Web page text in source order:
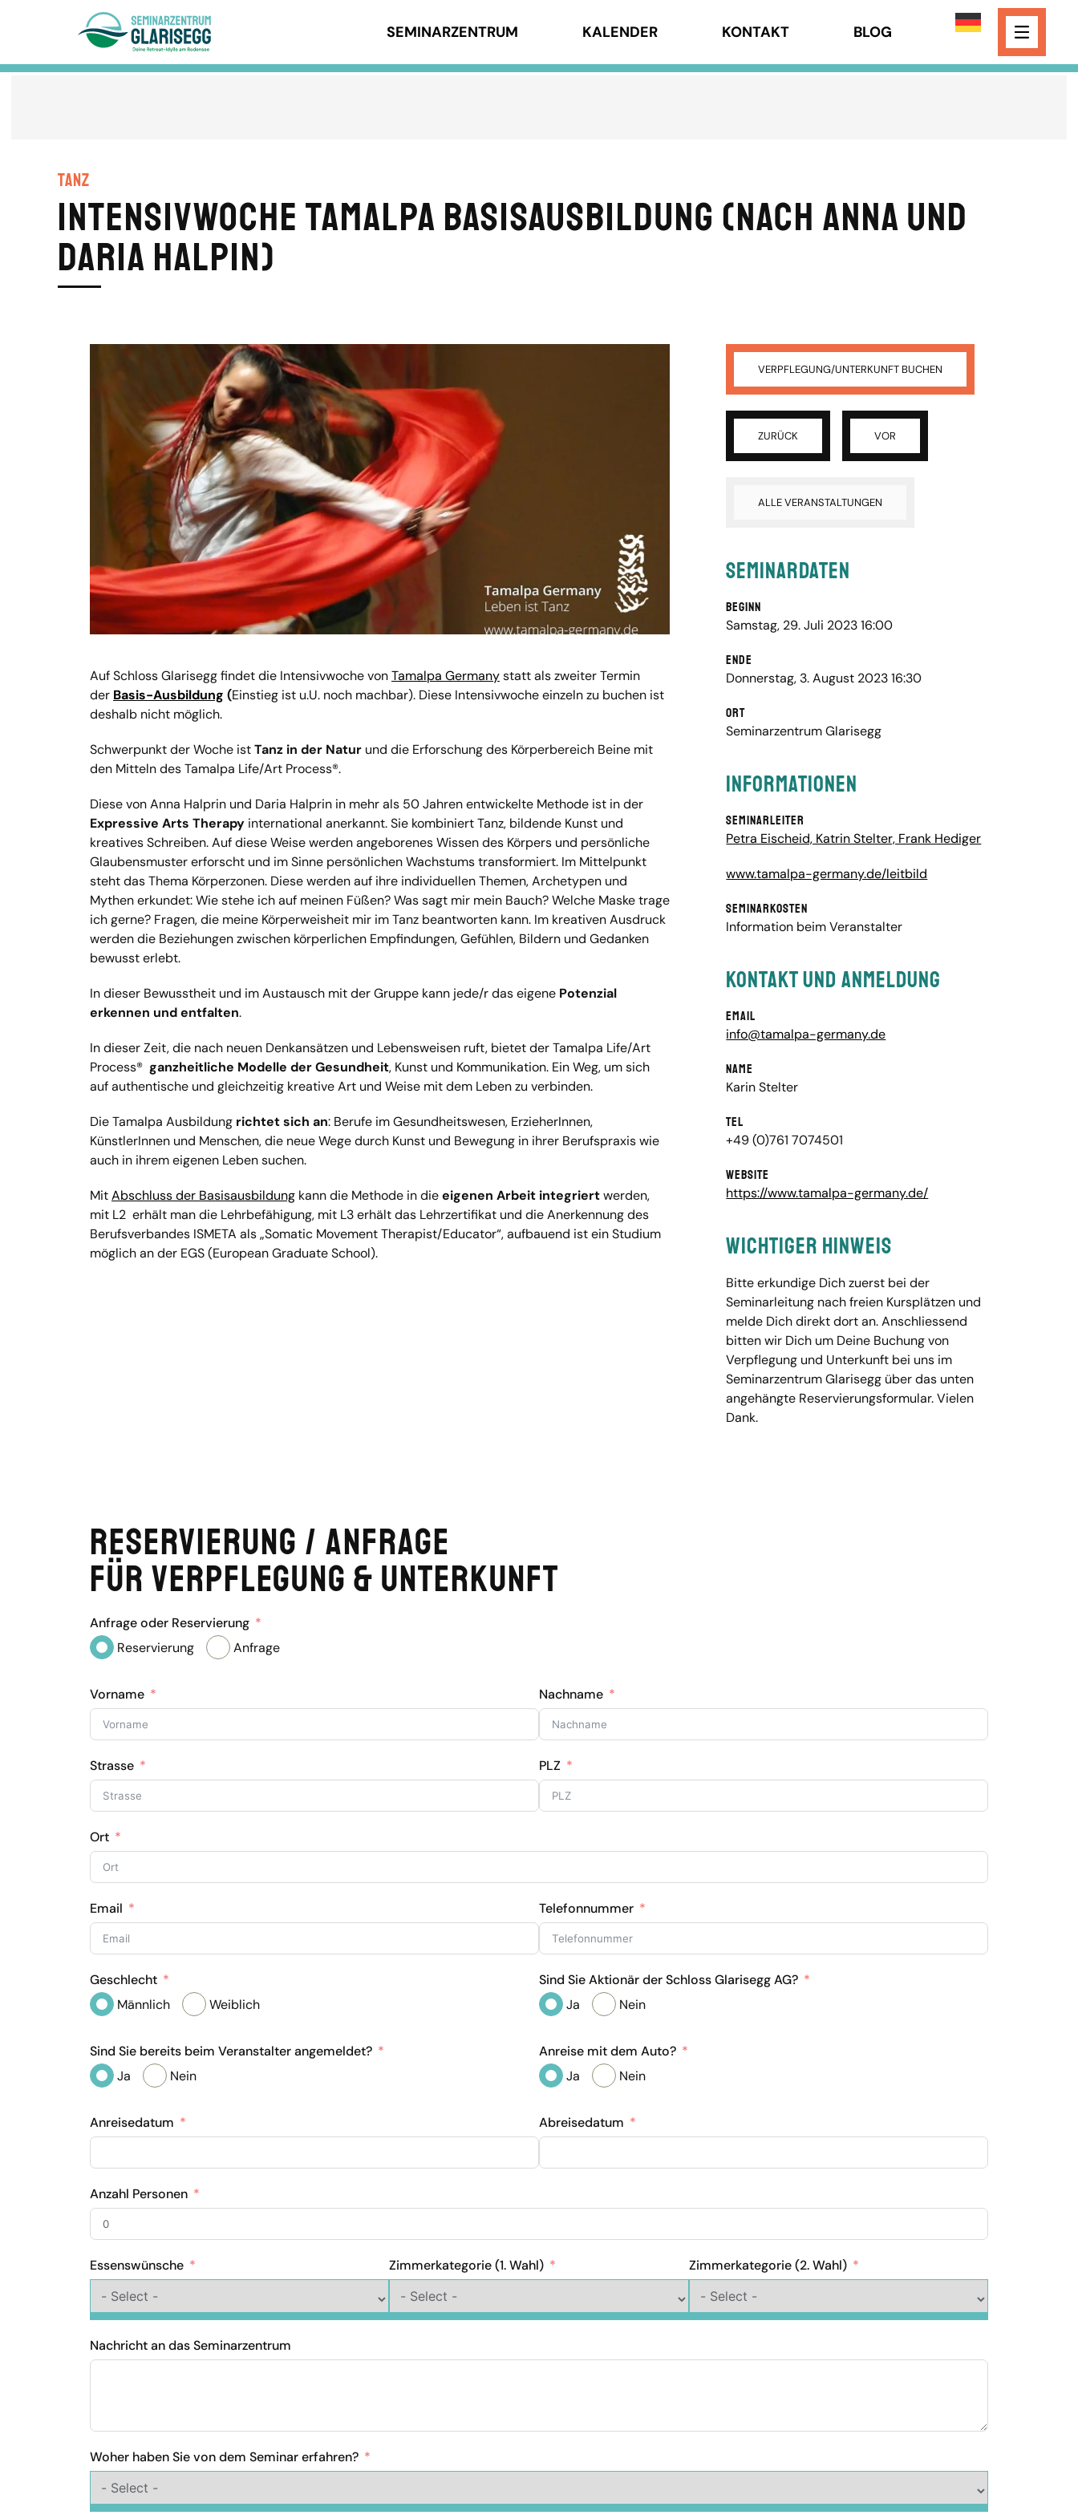
SEMINARZENTRUM KALENDER KONTAKT BLOG
Skip to main content
Tanz
Intensivwoche Tamalpa Basisausbildung (nach Anna und
Daria Halpin)
Auf Schloss Glarisegg findet die Intensivwoche vonTamalpa Germanystatt als zweiter Termin
der Basis-Ausbildung (Einstieg ist u.U. noch machbar). Diese Intensivwoche einzeln zu buchen ist
deshalb nicht möglich.
Schwerpunkt der Woche istTanz in der Natur und die Erforschung des Körperbereich Beine mit
den Mitteln des Tamalpa Life/Art Process®.
Diese von Anna Halprin und Daria Halprin in mehr als 50 Jahren entwickelte Methode ist in der
Expressive Arts Therapy international anerkannt. Sie kombiniert Tanz, bildende Kunst und
kreatives Schreiben. Auf diese Weise werden angeborenes Wissen des Körpers und persönliche
Glaubensmuster erforscht und im Sinne persönlichen Wachstums transformiert. Im Mittelpunkt
steht das Thema Körperzonen. Diese werden auf ihre individuellen Themen, Archetypen und
Mythen erkundet: Wie stehe ich auf meinen Füßen? Was sagt mir mein Bauch? Welche Maske trage
ich gerne? Fragen, die meine Körperweisheit mir im Tanz beantworten kann. Im kreativen Ausdruck
werden die Beziehungen zwischen körperlichen Empfindungen, Gefühlen, Bildern und Gedanken
bewusst erlebt.
In dieser Bewusstheit und im Austausch mit der Gruppe kann jede/r das eigene Potenzial
erkennen und entfalten.
In dieser Zeit, die nach neuen Denkansätzen und Lebensweisen ruft, bietet der Tamalpa Life/Art
Process® ganzheitliche Modelle der Gesundheit, Kunst und Kommunikation. Ein Weg, um sich
auf authentische und gleichzeitig kreative Art und Weise mit dem Leben zu verbinden.
Die Tamalpa Ausbildung richtet sich an: Berufe im Gesundheitswesen, ErzieherInnen,
KünstlerInnen und Menschen, die neue Wege durch Kunst und Bewegung in ihrer Berufspraxis wie
auch in ihrem eigenen Leben suchen.
MitAbschluss der Basisausbildung kann die Methode in dieeigenen Arbeit integriertwerden,
mit L2 erhält man die Lehrbefähigung, mit L3 erhält das Lehrzertifikat und die Anerkennung des
Berufsverbandes ISMETA als „Somatic Movement Therapist/Educator“, aufbauend ist ein Studium
möglich an der EGS (European Graduate School).
VERPFLEGUNG/UNTERKUNFT BUCHEN
ZURÜCK VOR
ALLE VERANSTALTUNGEN
Seminardaten
Beginn
Samstag, 29. Juli 2023 16:00
Ende
Donnerstag, 3. August 2023 16:30
Ort
Seminarzentrum Glarisegg
Informationen
Seminarleiter
Petra Eischeid, Katrin Stelter, Frank Hediger
www.tamalpa-germany.de/leitbild
Seminarkosten
Information beim Veranstalter
Kontakt und Anmeldung
Email
info@tamalpa-germany.de
Name
Karin Stelter
Tel
+49 (0)761 7074501
Website
https://www.tamalpa-germany.de/
Wichtiger Hinweis
Bitte erkundige Dich zuerst bei der
Seminarleitung nach freien Kursplätzen und
melde Dich direkt dort an. Anschliessend
bitten wir Dich um Deine Buchung von
Verpflegung und Unterkunft bei uns im
Seminarzentrum Glarisegg über das unten
angehängte Reservierungsformular. Vielen
Dank.
Reservierung / Anfrage
für Verpflegung & Unterkunft
Anfrage oder Reservierung
Reservierung
Anfrage
Vorname Nachname
Strasse PLZ
Ort
Email Telefonnummer
Geschlecht
Männlich
Weiblich
Sind Sie Aktionär der Schloss Glarisegg AG?
Ja
Nein
Sind Sie bereits beim Veranstalter angemeldet?
Ja
Nein
Anreise mit dem Auto?
Ja
Nein
Anreisedatum Abreisedatum
Anzahl Personen
Essenswünsche Zimmerkategorie (1. Wahl) Zimmerkategorie (2. Wahl)
Nachricht an das Seminarzentrum
Woher haben Sie von dem Seminar erfahren?